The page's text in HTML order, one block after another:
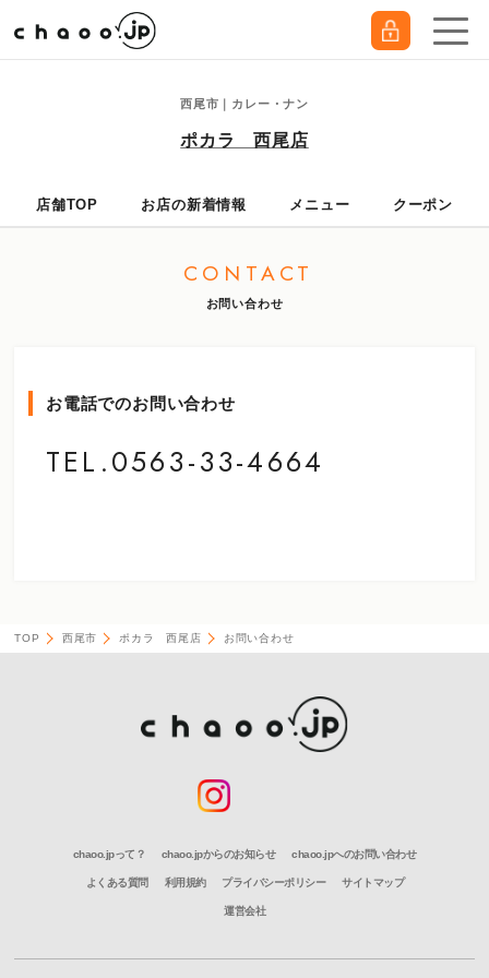
西尾市｜カレー・ナン
ポカラ 西尾店
店舗TOP お店の新着情報 メニュー クーポン
CONTACT
お問い合わせ
お電話でのお問い合わせ
TEL.0563-33-4664
TOP 西尾市 ポカラ 西尾店 お問い合わせ
chaoo.jpって？ chaoo.jpからのお知らせ chaoo.jpへのお問い合わせ
よくある質問 利用規約 プライバシーポリシー サイトマップ
運営会社